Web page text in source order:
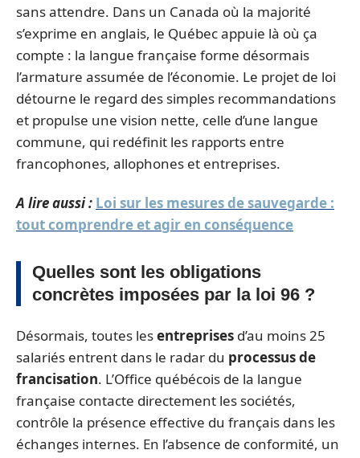
sans attendre. Dans un Canada où la majorité
s’exprime en anglais, le Québec appuie là où ça
compte : la langue française forme désormais
l’armature assumée de l’économie. Le projet de loi
détourne le regard des simples recommandations
et propulse une vision nette, celle d’une langue
commune, qui redéfinit les rapports entre
francophones, allophones et entreprises.
A lire aussi : Loi sur les mesures de sauvegarde :
tout comprendre et agir en conséquence
Quelles sont les obligations
concrètes imposées par la loi 96 ?
Désormais, toutes lesentreprises d’au moins 25
salariés entrent dans le radar du processus de
francisation. L’Office québécois de la langue
française contacte directement les sociétés,
contrôle la présence effective du français dans les
échanges internes. En l’absence de conformité, un